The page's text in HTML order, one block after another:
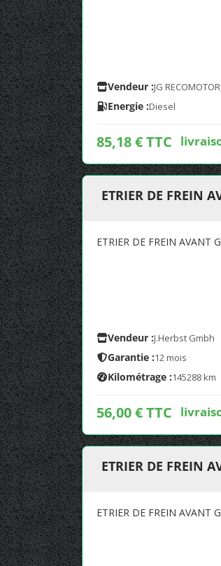
Vendeur :JG
Energie :Diesel
85,18 € TTC
ETRIER DE FREIN
ETRIER DE FREIN AVANT
Vendeur :J.Herbst Gmbh
Garantie :12 mois
Kilométrage :145288 km
56,00 € TTC
ETRIER DE FREIN
ETRIER DE FREIN AVANT